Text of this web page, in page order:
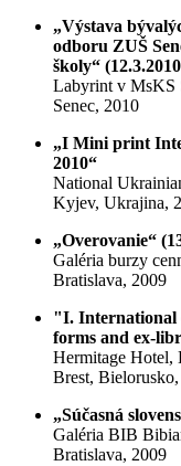
„Výstava
odboru ZUŠ
školy“
Labyrint v MsKS
Senec, 2010
„I Mini print
2010“
National
Kyjev, Ukrajina,
„Overovanie“
Galéria burzy
Bratislava, 2009
"I. International
forms and ex-
Hermitage Hotel,
Brest,
„Súčasná
Galéria BIB
Bratislava, 2009